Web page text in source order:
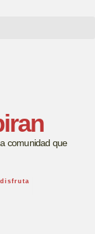
comunidad que